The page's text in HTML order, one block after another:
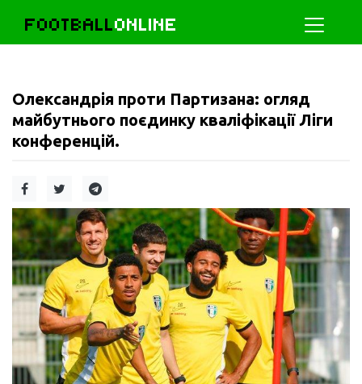
FOOTBALLONLINE
Олександрія проти Партизана: огляд
майбутнього поєдинку кваліфікації Ліги
конференцій.